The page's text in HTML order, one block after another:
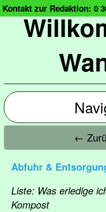
Kontakt zur Redaktion: 0
←
Abfuhr &
Liste: Was erledige
Kompost